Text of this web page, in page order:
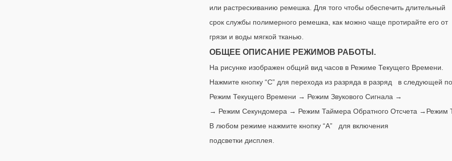
или растрескиванию ремешка. Для того чтобы обеспечить длительный
срок службы полимерного ремешка, как можно чаще протирайте его от
грязи и воды мягкой тканью.
ОБЩЕЕ ОПИСАНИЕ РЕЖИМОВ РАБОТЫ.
На рисунке изображен общий вид часов в Режиме Текущего Времени.
Нажмите кнопку “С” для перехода из разряда в разряд в следующей
Режим Текущего Времени → Режим Звукового Сигнала →
→ Режим Секундомера → Режим Таймера Обратного Отсчета →Режим
В любом режиме нажмите кнопку “A” для включения
подсветки дисплея.